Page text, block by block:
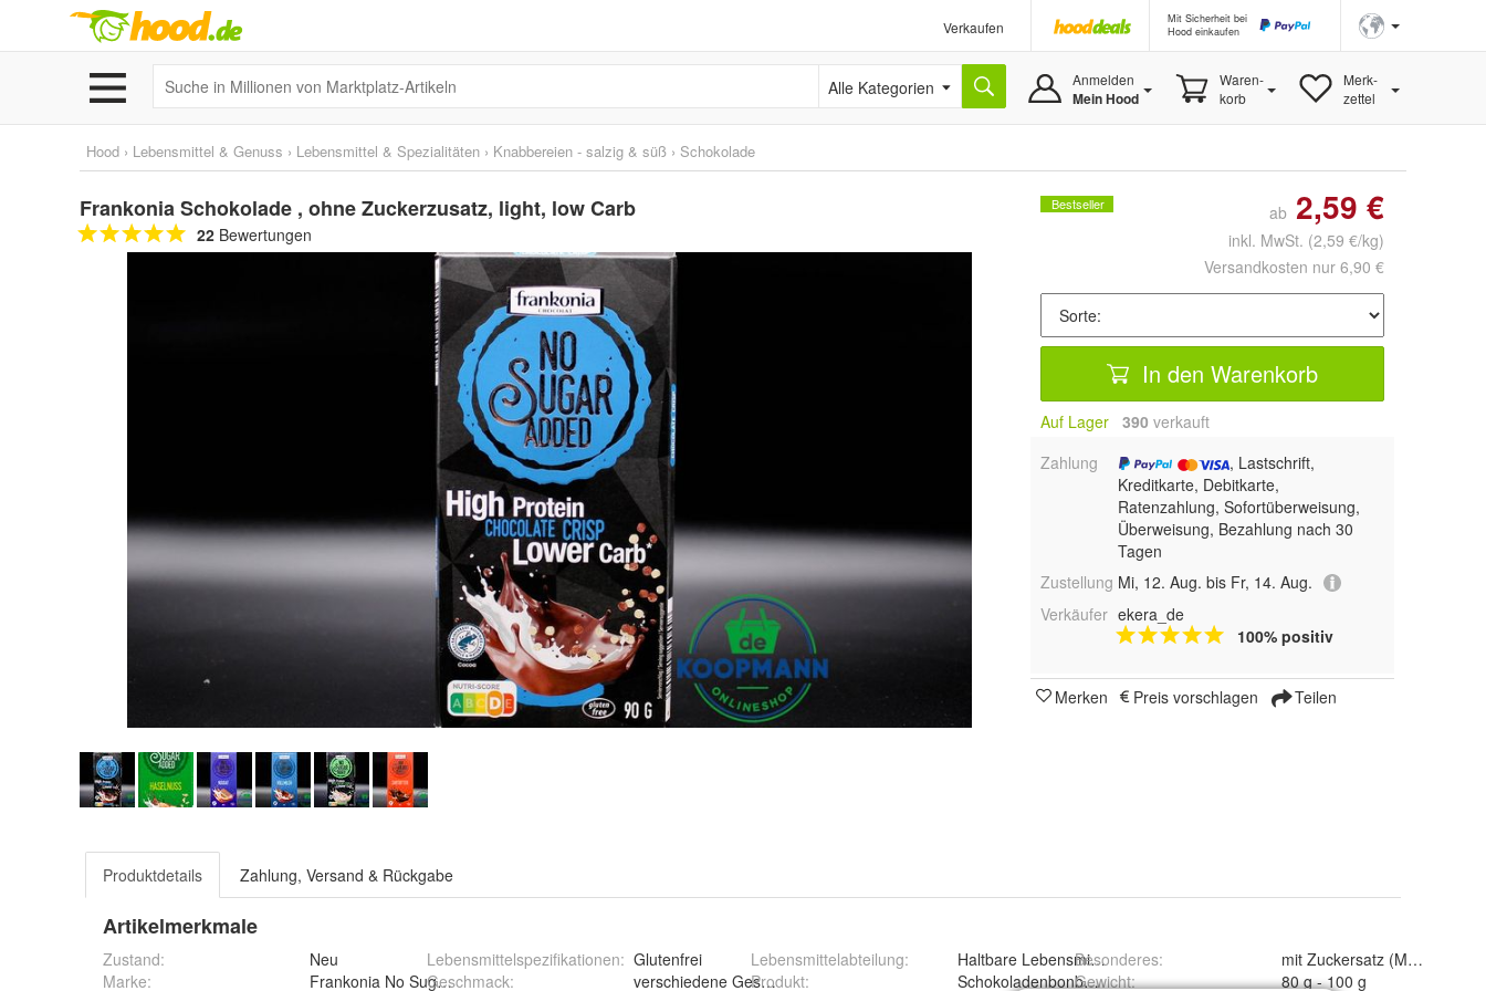
Verkaufen
Mit Sicherheit bei
Hood einkaufen
Alle Kategorien Anmelden
Mein Hood
Waren-
korb
Merk-
zettel
Hood › Lebensmittel & Genuss › Lebensmittel & Spezialitäten › Knabbereien - salzig & süß › Schokolade
Frankonia Schokolade , ohne Zuckerzusatz, light, low Carb
22 Bewertungen
Bestseller ab 2,59 €
inkl. MwSt. (2,59 €/kg)
Versandkosten nur 6,90 €
In den Warenkorb
Auf Lager 390 verkauft
Zahlung
, Lastschrift,
Kreditkarte, Debitkarte,
Ratenzahlung, Sofortüberweisung,
Überweisung, Bezahlung nach 30
Tagen
Zustellung Mi, 12. Aug. bis Fr, 14. Aug.
Verkäufer ekera_de
100% positiv
Merken Preis vorschlagen Teilen
Produktdetails Zahlung, Versand & Rückgabe
Artikelmerkmale
Zustand:
Neu
Marke:
Frankonia No Sugar Added
Lebensmittelspezifikationen: Glutenfrei
Geschmack:
verschiedene Geschmacksrichtungen / Sorten
Lebensmittelabteilung:
Haltbare Lebensmittel
Produkt:
Schokoladenbonbon & Praline
Besonderes:
mit Zuckersatz (Maltit),
Gewicht:
80 g - 100 g